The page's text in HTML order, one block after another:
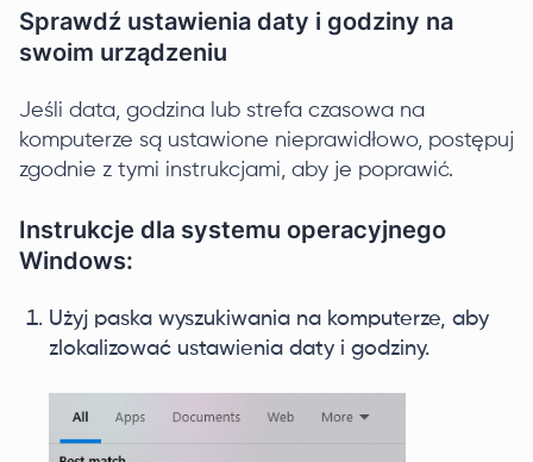
Sprawdź ustawienia daty i godziny na
swoim urządzeniu
Jeśli data, godzina lub strefa czasowa na
komputerze są ustawione nieprawidłowo, postępuj
zgodnie z tymi instrukcjami, aby je poprawić.
Instrukcje dla systemu operacyjnego
Windows:
Użyj paska wyszukiwania na komputerze, aby
zlokalizować ustawienia daty i godziny.